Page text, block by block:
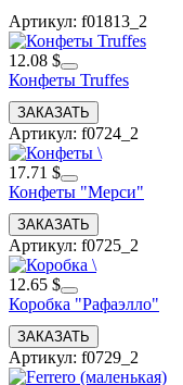
Артикул: f01813_2
12.08 $
Конфеты Truffes
Артикул: f0724_2
17.71 $
Конфеты "Мерси"
Артикул: f0725_2
12.65 $
Коробка "Рафаэлло"
Артикул: f0729_2